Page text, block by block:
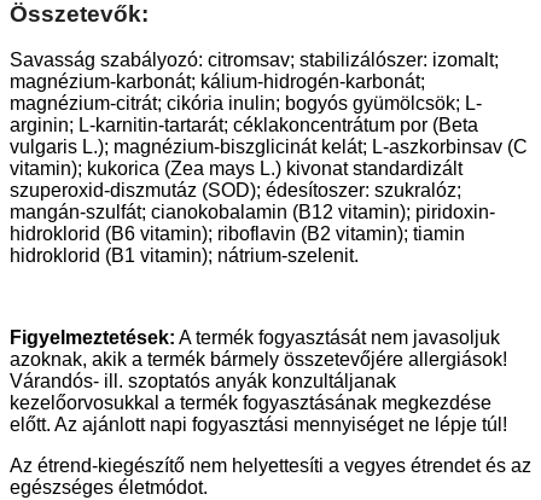
Összetevők:
Savasság szabályozó: citromsav; stabilizálószer: izomalt;
magnézium-karbonát; kálium-hidrogén-karbonát;
magnézium-citrát; cikória inulin; bogyós gyümölcsök; L-
arginin; L-karnitin-tartarát; céklakoncentrátum por (Beta
vulgaris L.); magnézium-biszglicinát kelát; L-aszkorbinsav (C
vitamin); kukorica (Zea mays L.) kivonat standardizált
szuperoxid-diszmutáz (SOD); édesítoszer: szukralóz;
mangán-szulfát; cianokobalamin (B12 vitamin); piridoxin-
hidroklorid (B6 vitamin); riboflavin (B2 vitamin); tiamin
hidroklorid (B1 vitamin); nátrium-szelenit.
Figyelmeztetések: A termék fogyasztását nem javasoljuk
azoknak, akik a termék bármely összetevőjére allergiások!
Várandós- ill. szoptatós anyák konzultáljanak
kezelőorvosukkal a termék fogyasztásának megkezdése
előtt. Az ajánlott napi fogyasztási mennyiséget ne lépje túl!
Az étrend-kiegészítő nem helyettesíti a vegyes étrendet és az
egészséges életmódot.